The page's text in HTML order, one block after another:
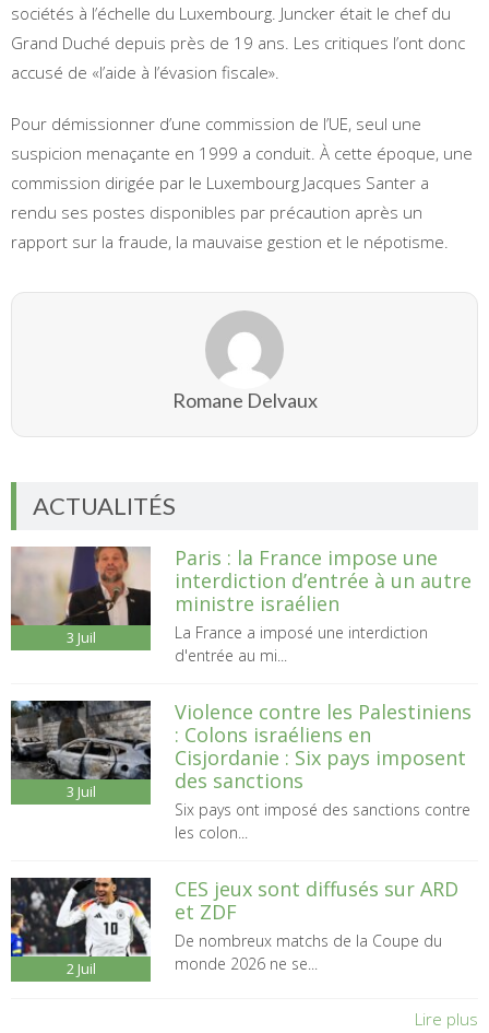
sociétés à l’échelle du Luxembourg. Juncker était le chef du
Grand Duché depuis près de 19 ans. Les critiques l’ont donc
accusé de «l’aide à l’évasion fiscale».
Pour démissionner d’une commission de l’UE, seul une
suspicion menaçante en 1999 a conduit. À cette époque, une
commission dirigée par le Luxembourg Jacques Santer a
rendu ses postes disponibles par précaution après un
rapport sur la fraude, la mauvaise gestion et le népotisme.
Romane Delvaux
ACTUALITÉS
3 Juil
Paris : la France impose une
interdiction d’entrée à un autre
ministre israélien
La France a imposé une interdiction
d'entrée au mi...
3 Juil
Violence contre les Palestiniens
: Colons israéliens en
Cisjordanie : Six pays imposent
des sanctions
Six pays ont imposé des sanctions contre
les colon...
2 Juil
CES jeux sont diffusés sur ARD
et ZDF
De nombreux matchs de la Coupe du
monde 2026 ne se...
Lire plus